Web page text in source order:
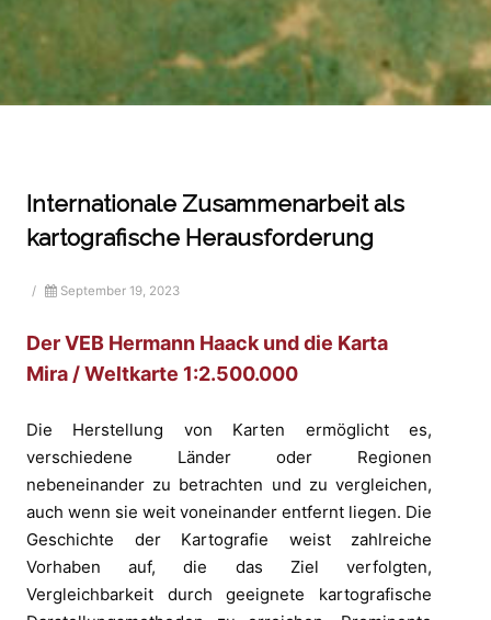
Internationale Zusammenarbeit als
kartografische Herausforderung
/ September 19, 2023
Der VEB Hermann Haack und die Karta
Mira / Weltkarte 1:2.500.000
Die Herstellung von Karten ermöglicht es,
verschiedene Länder oder Regionen
nebeneinander zu betrachten und zu vergleichen,
auch wenn sie weit voneinander entfernt liegen. Die
Geschichte der Kartografie weist zahlreiche
Vorhaben auf, die das Ziel verfolgten,
Vergleichbarkeit durch geeignete kartografische